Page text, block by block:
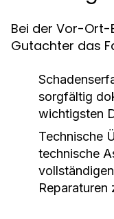
Bei der Vor-
Gutachter das
sorgfältig
wichtigsten
Technische
technische
Reparaturen